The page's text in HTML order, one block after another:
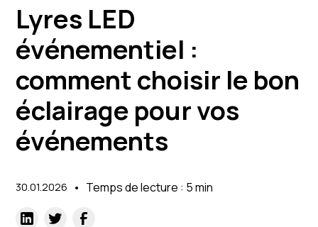
Lyres LED
événementiel :
comment choisir le bon
éclairage pour vos
événements
30.01.2026 • Temps de lecture : 5 min